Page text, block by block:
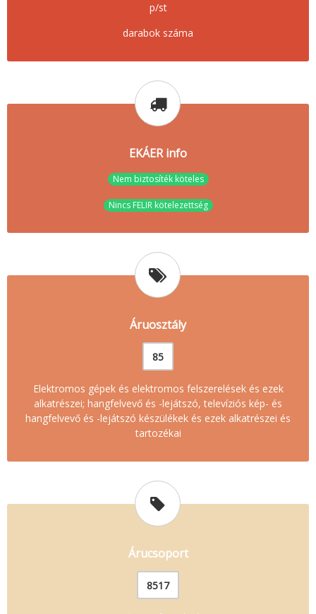
p/st
darabok száma
EKÁER info
Nem biztosíték köteles
Nincs FELIR kötelezettség
Áruosztály
85
Elektromos gépek és elektromos felszerelések és ezek
alkatrészei; hangfelvevő és -lejátszó, televíziós kép- és
hangfelvevő és -lejátszó készülékek és ezek alkatrészei és
tartozékai
Árucsoport
8517